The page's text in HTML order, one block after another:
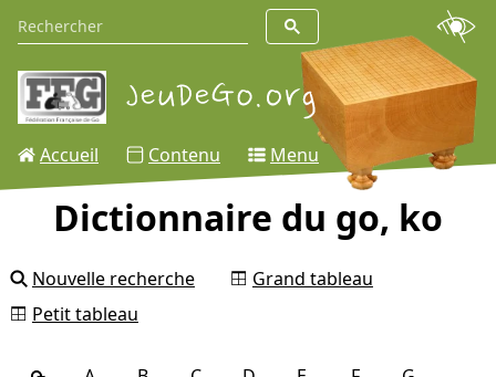
Accueil Contenu Menu
Dictionnaire du go, ko
Nouvelle recherche
Grand tableau
Petit tableau